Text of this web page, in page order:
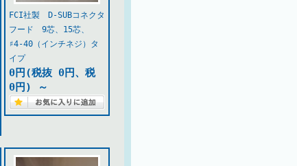
FCI社製 D-SUBコネクタ
フード 9芯、15芯、
♯4-40（インチネジ）タ
イプ
0円(税抜 0円、税
0円)
～